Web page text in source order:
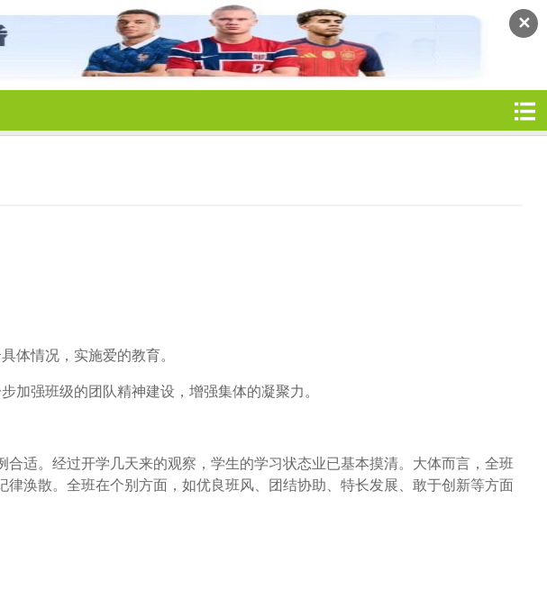
✕
情况，实施爱的教育。
强班级的团队精神建设，增强集体的凝聚力。
。经过开学几天来的观察，学生的学习状态业已基本摸清。大体而言，全班
涣散。全班在个别方面，如优良班风、团结协助、特长发展、敢于创新等方面